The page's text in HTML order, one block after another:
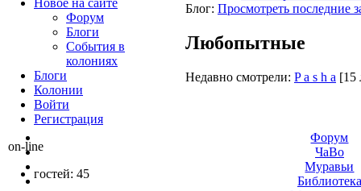
Блог: Просмотреть последние
Любопытные
Недавно смотрели: P a s h a [15
Новое на сайте
Форум
Блоги
События в
колониях
Блоги
Колонии
Войти
Peгиcтpaция
on-line
гостей: 45
Форум
ЧаВо
Муравьи
Библиотека